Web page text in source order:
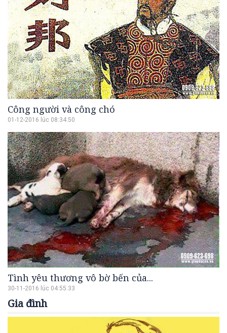
Công người và công chó
01-12-2016 lúc 08:34:50
Tình yêu thương vô bờ bến của...
30-11-2016 lúc 04:55:33
Gia đình